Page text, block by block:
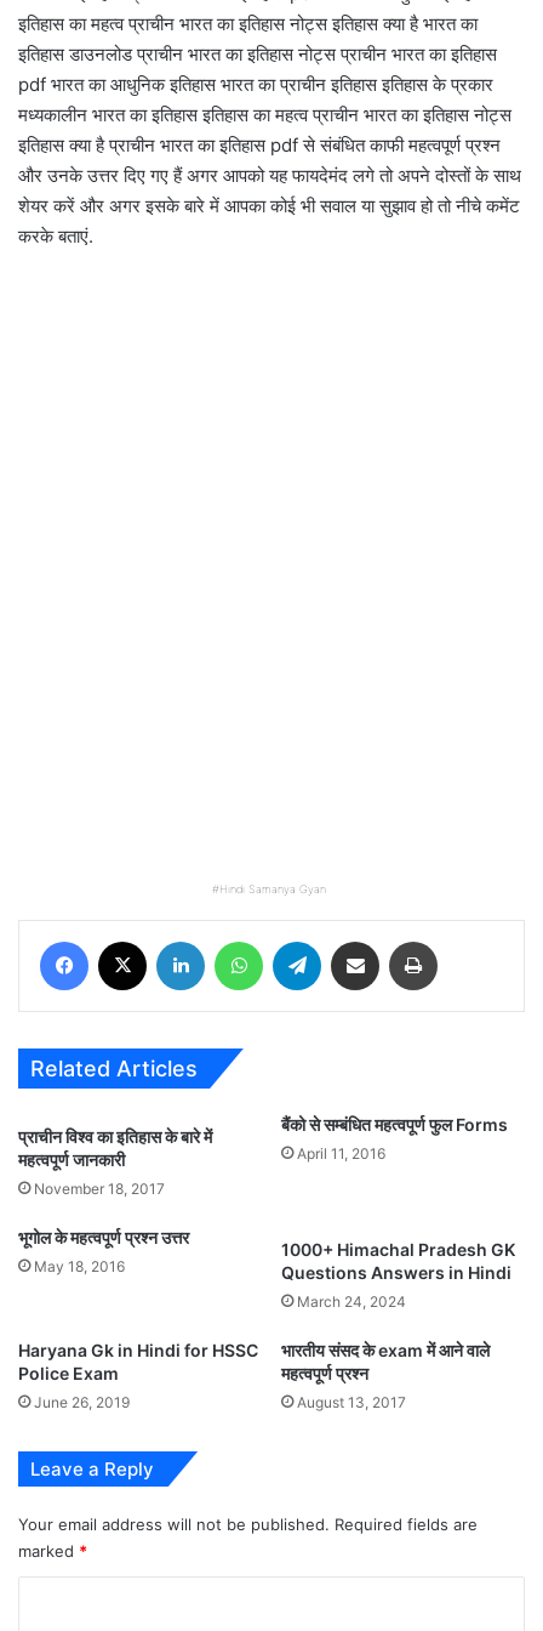
इतिहास का महत्व प्राचीन भारत का इतिहास नोट्स इतिहास क्या है भारत का
इतिहास डाउनलोड प्राचीन भारत का इतिहास नोट्स प्राचीन भारत का इतिहास
pdf भारत का आधुनिक इतिहास भारत का प्राचीन इतिहास इतिहास के प्रकार
मध्यकालीन भारत का इतिहास इतिहास का महत्व प्राचीन भारत का इतिहास नोट्स
इतिहास क्या है प्राचीन भारत का इतिहास pdf से संबंधित काफी महत्वपूर्ण प्रश्न
और उनके उत्तर दिए गए हैं अगर आपको यह फायदेमंद लगे तो अपने दोस्तों के साथ
शेयर करें और अगर इसके बारे में आपका कोई भी सवाल या सुझाव हो तो नीचे कमेंट
करके बताएं.
Hindi Samanya Gyan
Facebook LinkedIn WhatsAppTelegram Share via Email
Related Articles
प्राचीन विश्व का इतिहास के बारे में
महत्वपूर्ण जानकारी
November 18, 2017
बैंको से सम्बंधित महत्वपूर्ण फुल Forms
April 11, 2016
भूगोल के महत्वपूर्ण प्रश्न उत्तर
May 18, 2016
1000+ Himachal Pradesh GK
Questions Answers in Hindi
March 24, 2024
Haryana Gk in Hindi for HSSC
Police Exam
June 26, 2019
भारतीय संसद के exam में आने वाले
महत्वपूर्ण प्रश्न
August 13, 2017
Leave a Reply
Your email address will not be published. Required fields are
marked *